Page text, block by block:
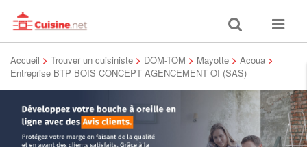
Toggle
search
Toggle
Accueil > Trouver un cuisiniste > DOM-TOM > Mayotte > Acoua >
Entreprise BTP BOIS CONCEPT AGENCEMENT OI (SAS)